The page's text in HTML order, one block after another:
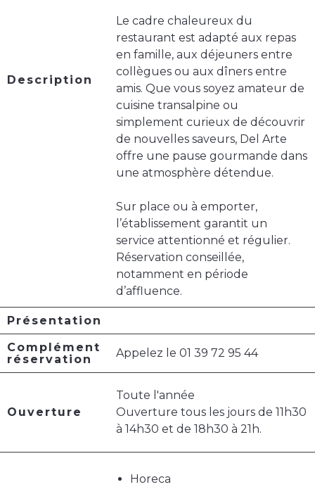
Description
Le cadre chaleureux du
restaurant est adapté aux repas
en famille, aux déjeuners entre
collègues ou aux dîners entre
amis. Que vous soyez amateur de
cuisine transalpine ou
simplement curieux de découvrir
de nouvelles saveurs, Del Arte
offre une pause gourmande dans
une atmosphère détendue.
Sur place ou à emporter,
l’établissement garantit un
service attentionné et régulier.
Réservation conseillée,
notamment en période
d’affluence.
Présentation
Complément
réservation
Appelez le 01 39 72 95 44
Ouverture
Toute l'année
Ouverture tous les jours de 11h30
à 14h30 et de 18h30 à 21h.
Horeca